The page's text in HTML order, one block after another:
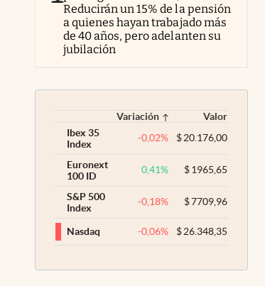
Reducirán un 15% de la pensión
a quienes hayan trabajado más
de 40 años, pero adelanten su
jubilación
Variación
Valor
Ibex 35
Index
-0,02% $20.176,00
Euronext
100 ID
0,41% $1965,65
S&P 500
Index
-0,18% $7709,96
Nasdaq -0,06% $26.348,35